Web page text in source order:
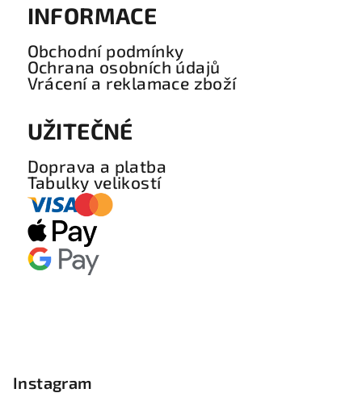
INFORMACE
Obchodní podmínky
Ochrana osobních údajů
Vrácení a reklamace zboží
UŽITEČNÉ
Doprava a platba
Tabulky velikostí
Instagram